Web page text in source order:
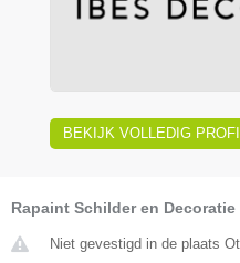
BEKIJK VOLLEDIG
Rapaint Schilder en Decoratie
Niet gevestigd in de plaats